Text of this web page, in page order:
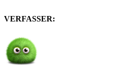
VERFASSER: